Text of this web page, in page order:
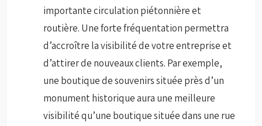
importante circulation piétonnière et
routière. Une forte fréquentation permettra
d’accroître la visibilité de votre entreprise et
d’attirer de nouveaux clients. Par exemple,
une boutique de souvenirs située près d’un
monument historique aura une meilleure
visibilité qu’une boutique située dans une rue